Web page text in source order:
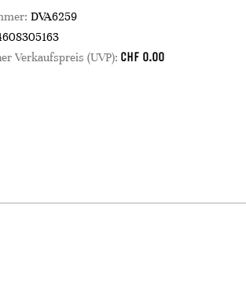
DVA6259
Verkaufspreis (UVP): CHF 0.00